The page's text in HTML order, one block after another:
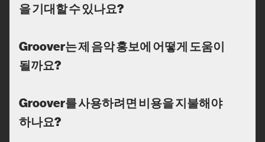
을 기대할 수 있나요?
Groover는 제 음악 홍보에 어떻게 도움이
될까요?
Groover를 사용하려면 비용을 지불해야
하나요?